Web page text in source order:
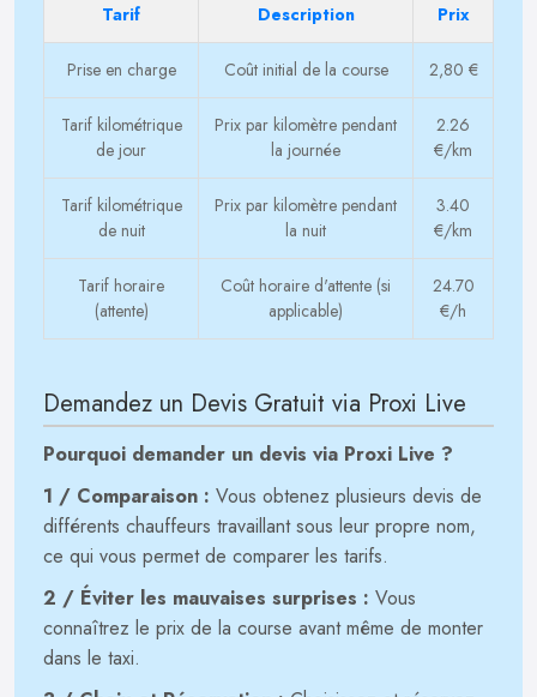
Tarif Description Prix
Prise en charge Coût initial de la course 2,80 €
Tarif kilométrique
de jour
Prix par kilomètre pendant
la journée
2.26
€/km
Tarif kilométrique
de nuit
Prix par kilomètre pendant
la nuit
3.40
€/km
Tarif horaire
(attente)
Coût horaire d'attente (si
applicable)
24.70
€/h
Demandez un Devis Gratuit via Proxi Live
Pourquoi demander un devis via Proxi Live ?
1 / Comparaison : Vous obtenez plusieurs devis de
différents chauffeurs travaillant sous leur propre nom,
ce qui vous permet de comparer les tarifs.
2 / Éviter les mauvaises surprises : Vous
connaîtrez le prix de la course avant même de monter
dans le taxi.